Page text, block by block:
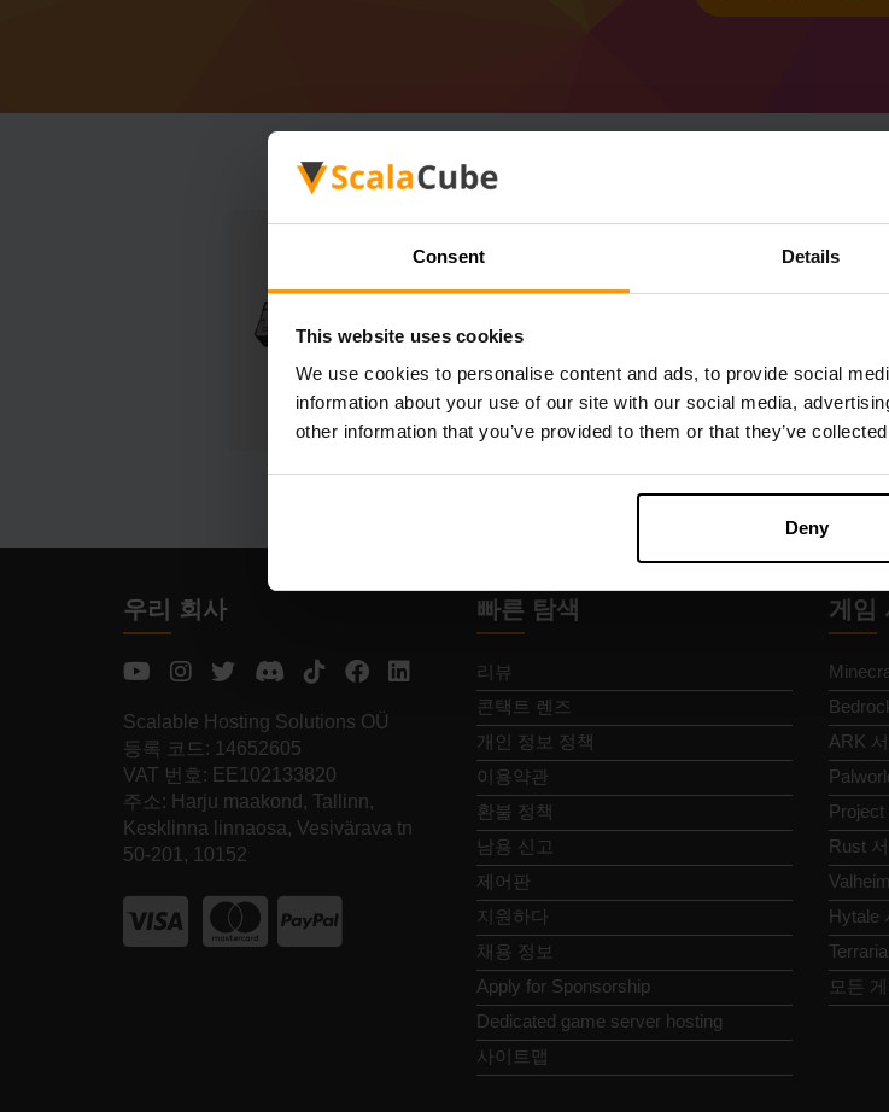
Consent Details
This website uses cookies
We use cookies to personalise content and ads, to provide social
information about your use of our site with our social media,
other information that you’ve provided to them or that they’ve
Deny
Minecraft
서버 추가 →
우리 회사
Scalable Hosting Solutions OÜ
등록 코드: 14652605
VAT 번호: EE102133820
주소: Harju maakond, Tallinn,
Kesklinna linnaosa, Vesivärava tn
50-201, 10152
빠른 탐색
리뷰
콘택트 렌즈
개인 정보 정책
이용약관
환불 정책
남용 신고
제어판
지원하다
채용 정보
Apply for Sponsorship
Dedicated game server hosting
사이트맵
게임
ARK
Project
Rust
Hytale
모든